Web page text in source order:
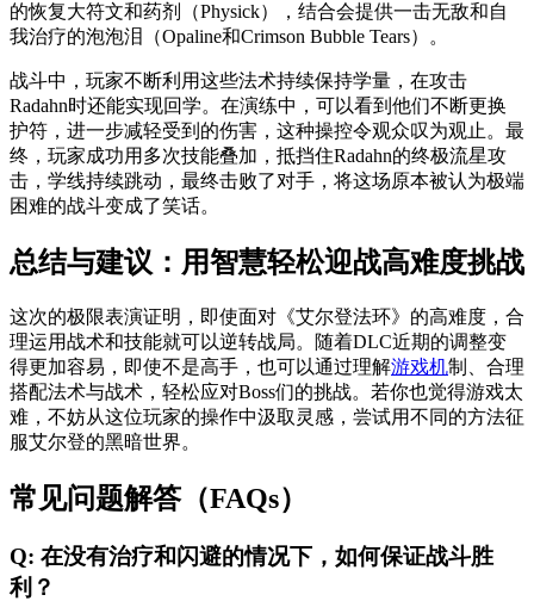
的恢复大符文和药剂（Physick），结合会提供一击无敌和自
我治疗的泡泡泪（Opaline和Crimson Bubble Tears）。
战斗中，玩家不断利用这些法术持续保持学量，在攻击
Radahn时还能实现回学。在演练中，可以看到他们不断更换
护符，进一步减轻受到的伤害，这种操控令观众叹为观止。最
终，玩家成功用多次技能叠加，抵挡住Radahn的终极流星攻
击，学线持续跳动，最终击败了对手，将这场原本被认为极端
困难的战斗变成了笑话。
总结与建议：用智慧轻松迎战高难度挑战
这次的极限表演证明，即使面对《艾尔登法环》的高难度，合
理运用战术和技能就可以逆转战局。随着DLC近期的调整变
得更加容易，即使不是高手，也可以通过理解游戏机制、合理
搭配法术与战术，轻松应对Boss们的挑战。若你也觉得游戏太
难，不妨从这位玩家的操作中汲取灵感，尝试用不同的方法征
服艾尔登的黑暗世界。
常见问题解答（FAQs）
Q: 在没有治疗和闪避的情况下，如何保证战斗胜
利？